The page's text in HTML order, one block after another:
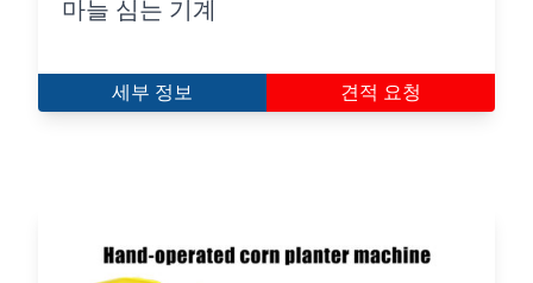
마늘 심는 기계
세부 정보 견적 요청